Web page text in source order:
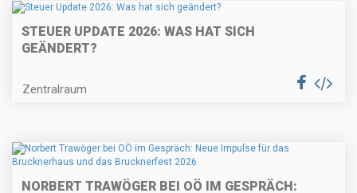
STEUER UPDATE 2026: WAS HAT SICH
GEÄNDERT?
Zentralraum
NORBERT TRAWÖGER BEI OÖ IM GESPRÄCH: